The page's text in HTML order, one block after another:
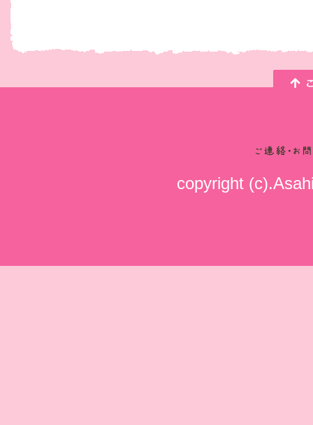
copyright